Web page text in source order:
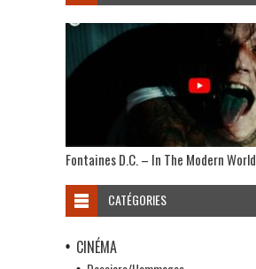
Fontaines D.C. – In The Modern World
CATÉGORIES
CINÉMA